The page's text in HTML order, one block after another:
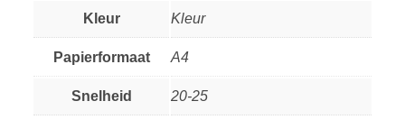
Kleur Kleur
Papierformaat A4
Snelheid 20-25